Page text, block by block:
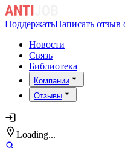
ПоддержатьНаписать отзыв
Новости
Связь
Библиотека
Компании
Отзывы
Loading...